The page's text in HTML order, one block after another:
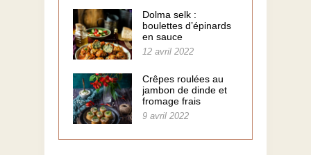
Dolma selk :
boulettes d’épinards
en sauce
12 avril 2022
Crêpes roulées au
jambon de dinde et
fromage frais
9 avril 2022